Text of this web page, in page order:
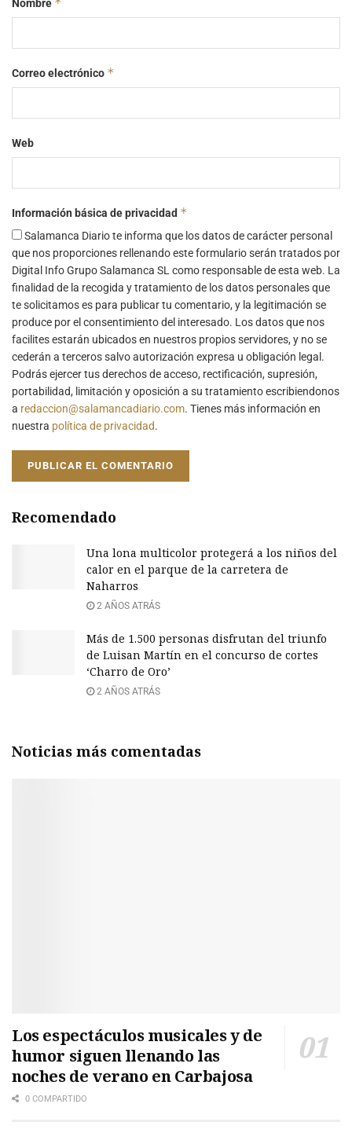
Nombre
Correo electrónico *
Web
Información básica de privacidad *
Salamanca Diario te informa que los datos de carácter personal
que nos proporciones rellenando este formulario serán tratados por
Digital Info Grupo Salamanca SL como responsable de esta web. La
finalidad de la recogida y tratamiento de los datos personales que
te solicitamos es para publicar tu comentario, y la legitimación se
produce por el consentimiento del interesado. Los datos que nos
facilites estarán ubicados en nuestros propios servidores, y no se
cederán a terceros salvo autorización expresa u obligación legal.
Podrás ejercer tus derechos de acceso, rectificación, supresión,
portabilidad, limitación y oposición a su tratamiento escribiendonos
a redaccion@salamancadiario.com. Tienes más información en
nuestra política de privacidad.
Recomendado
Una lona multicolor protegerá a los niños del
calor en el parque de la carretera de
Naharros
2 AÑOS ATRÁS
Más de 1.500 personas disfrutan del triunfo
de Luisan Martín en el concurso de cortes
‘Charro de Oro’
2 AÑOS ATRÁS
Noticias más comentadas
Los espectáculos musicales y de
humor siguen llenando las
noches de verano en Carbajosa
0 COMPARTIDO